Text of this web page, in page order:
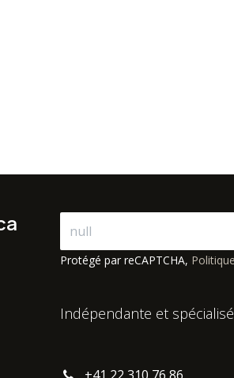
Protégé par reCAPTCHA,
Indépendante et
+41 22 310 76 86